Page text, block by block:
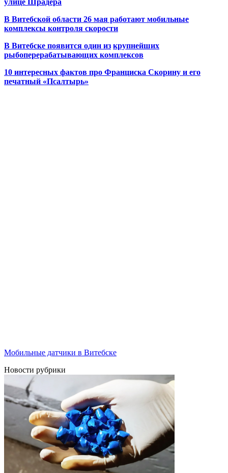
В Витебской области 26 мая работают мобильные
комплексы контроля скорости
В Витебске появится один из крупнейших
рыбоперерабатывающих комплексов
10 интересных фактов про Франциска Скорину и его
печатный «Псалтырь»
Мобильные датчики в Витебске
Новости рубрики